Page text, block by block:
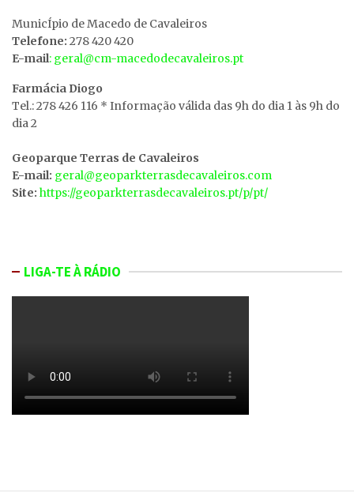
MunicÍpio de Macedo de Cavaleiros
Telefone: 278 420 420
E-mail: geral@cm-macedodecavaleiros.pt
Farmácia Diogo
Tel.: 278 426 116 * Informação válida das 9h do dia 1 às 9h do
dia 2
Geoparque Terras de Cavaleiros
E-mail: geral@geoparkterrasdecavaleiros.com
Site: https://geoparkterrasdecavaleiros.pt/p/pt/
LIGA-TE À RÁDIO